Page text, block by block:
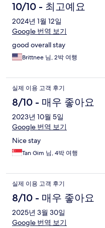
10/10 - 최고예요
2024년 1월 12일
Google 번역 보기
good overall stay
Brittnee 님, 2박 여행
실제 이용 고객 후기
8/10 - 매우 좋아요
2023년 10월 5일
Google 번역 보기
Nice stay
Tan Gim 님, 4박 여행
실제 이용 고객 후기
8/10 - 매우 좋아요
2025년 3월 30일
Google 번역 보기